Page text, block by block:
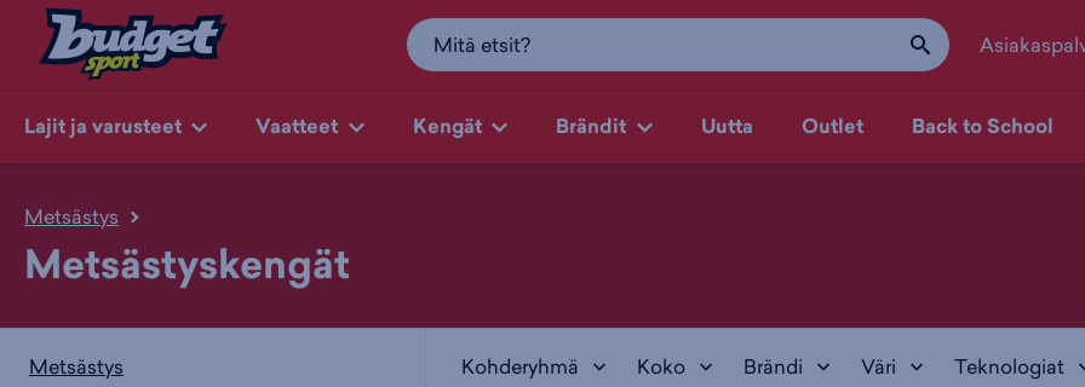
Lajit ja varusteet Vaatteet Kengät Brändit Uutta Outlet Back to School
Metsästys
Metsästyskengät
Metsästys Kohderyhmä Koko Brändi Väri Teknologiat